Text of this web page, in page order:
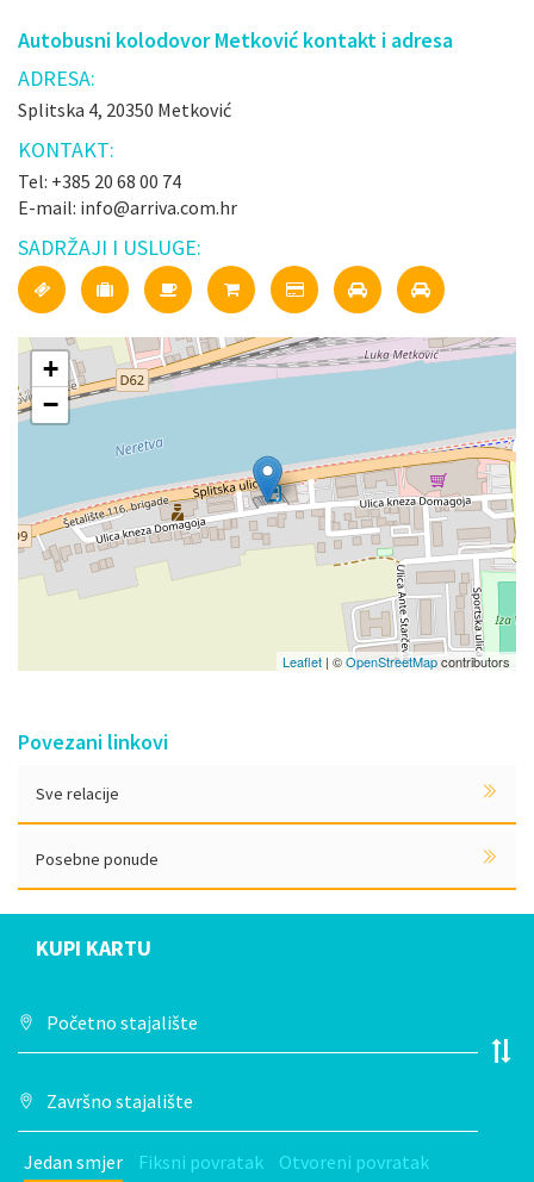
Autobusni kolodovor Metković kontakt i adresa
ADRESA:
Splitska 4, 20350 Metković
KONTAKT:
Tel: +385 20 68 00 74
E-mail: info@arriva.com.hr
SADRŽAJI I USLUGE:
+
−
Leaflet | ©OpenStreetMapcontributors
Povezani linkovi
Sve relacije
Posebne ponude
KUPI KARTU
Jedan smjer Fiksni povratak Otvoreni povratak